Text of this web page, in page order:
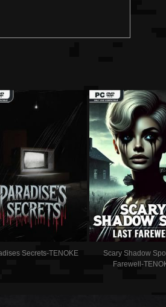
Secrets-TENOKE
Scary Shadow
Farewell-